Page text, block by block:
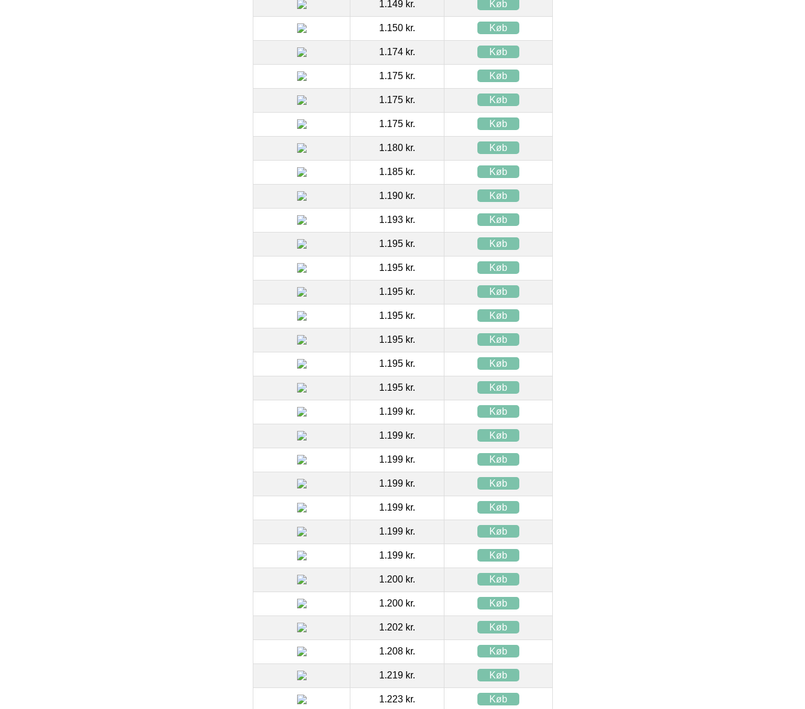
1.149 kr. Køb
1.150 kr. Køb
1.174 kr. Køb
1.175 kr. Køb
1.175 kr. Køb
1.175 kr. Køb
1.180 kr. Køb
1.185 kr. Køb
1.190 kr. Køb
1.193 kr. Køb
1.195 kr. Køb
1.195 kr. Køb
1.195 kr. Køb
1.195 kr. Køb
1.195 kr. Køb
1.195 kr. Køb
1.195 kr. Køb
1.199 kr. Køb
1.199 kr. Køb
1.199 kr. Køb
1.199 kr. Køb
1.199 kr. Køb
1.199 kr. Køb
1.199 kr. Køb
1.200 kr. Køb
1.200 kr. Køb
1.202 kr. Køb
1.208 kr. Køb
1.219 kr. Køb
1.223 kr. Køb